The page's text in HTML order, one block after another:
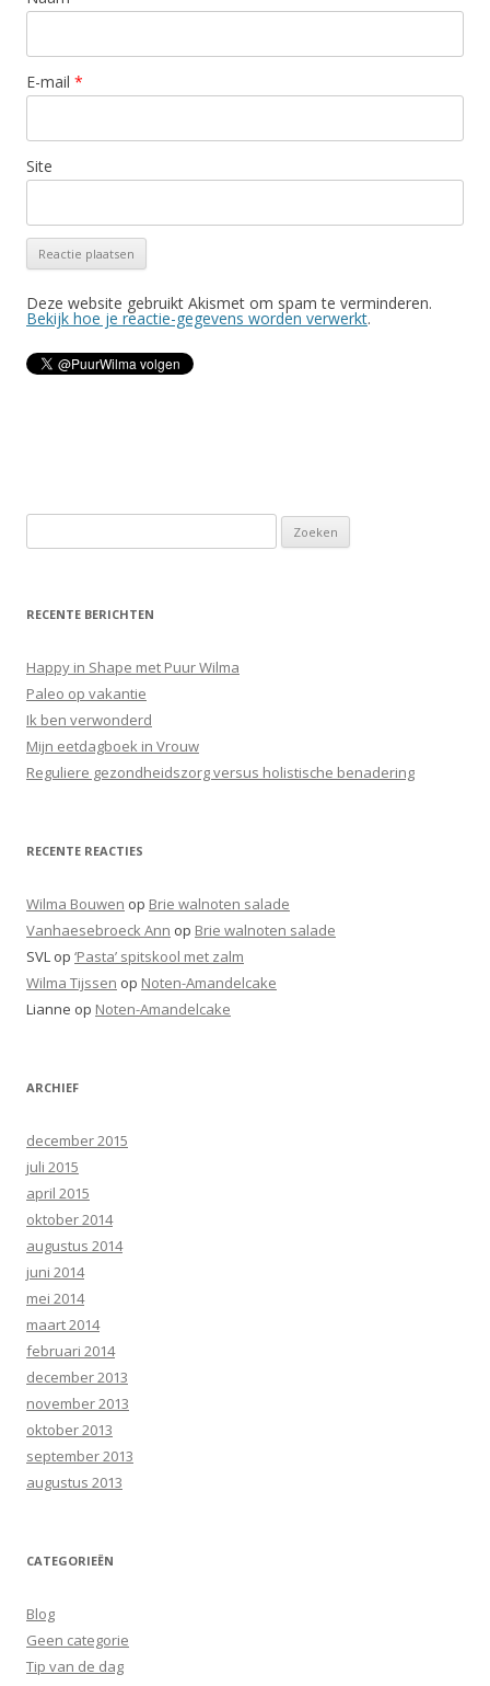
E-mail *
Site
Deze website gebruikt Akismet om spam te verminderen.
Bekijk hoe je reactie-gegevens worden verwerkt.
o
k
n
n
a
a
r
RECENTE BERICHTEN
Happy in Shape met Puur Wilma
Paleo op vakantie
Ik ben verwonderd
Mijn eetdagboek in Vrouw
Reguliere gezondheidszorg versus holistische benadering
RECENTE REACTIES
Wilma Bouwen op Brie walnoten salade
Vanhaesebroeck Ann op Brie walnoten salade
SVL op ‘Pasta’ spitskool met zalm
Wilma Tijssen op Noten-Amandelcake
Lianne op Noten-Amandelcake
ARCHIEF
december 2015
juli 2015
april 2015
oktober 2014
augustus 2014
juni 2014
mei 2014
maart 2014
februari 2014
december 2013
november 2013
oktober 2013
september 2013
augustus 2013
CATEGORIEËN
Blog
Geen categorie
Tip van de dag